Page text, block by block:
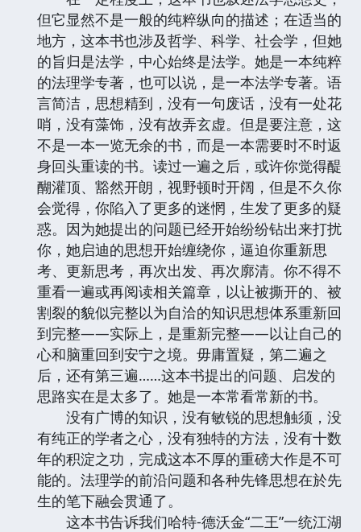
但它显然不是一般的纯粹纵向的描述；在适当的
地方，这本书也涉及哲学、科学、社会学，但她
的旨归是法学，中心始终是法学。她是一本纯粹
的法理学专著，也可以说，是一本法学专著。语
言简洁，思想精到，没有一句废话，没有一处花
哨，没有藻饰，没有故弄玄虚。但是要注意，这
不是一本一览无余的书，而是一本需要时不时返
身回头重读的书。读过一遍之后，或许你觉得醍
醐灌顶、豁然开朗，视野顿时开阔，但是不久你
会觉得，你陷入了更多的迷惘，生发了更多的疑
惑。因为她提出的问题已经开始纷纷钻出来打扰
你，她启迪的思想开始缠绕你，逼迫你重新思
考、更新思考，再次出发、再次廓清。你不得不
重看一遍或再阅读相关篇章，以让被撕开的、被
割裂的貌似完整以为自洽的知识思想体系重新回
到完整——实际上，是重新完整——以让自己的
心和脑重回到安宁之境。毋庸置疑，第二遍之
后，还有第三遍……这本书提出的问题、启发的
思路实在是太多了。她是一本常看常新的书。
没有广博的知识，没有敏锐的思想触须，没
有纯正的学者之心，没有独特的方法，没有十数
年的积淀之功，完成这本不厚的重磅大作是不可
能的。法理学的前沿问题和各种先锋思想在於先
生的笔下融会贯通了。
这本书告诉我们哈特-德沃金“二王”一统江湖